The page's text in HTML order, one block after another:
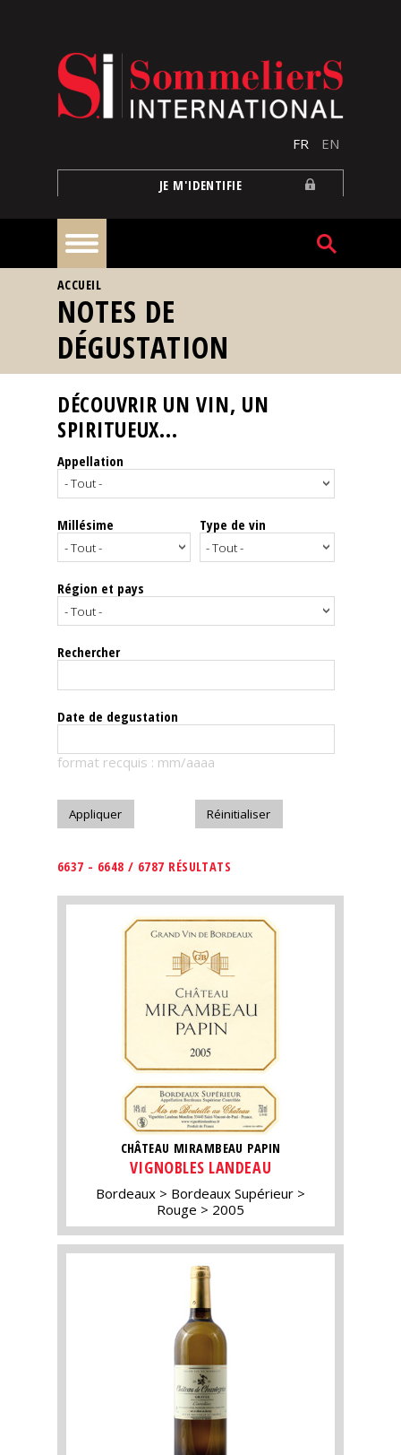
FR EN
JE M'IDENTIFIE
À
la
une
Reportages
Nos
Spiritueux
Notes
dégustation
Le
magazine
Télécharger
VOUS ÊTES ICI
ACCUEIL
NOTES DE
DÉGUSTATION
DÉCOUVRIR UN VIN, UN
SPIRITUEUX...
Appellation
Millésime Type de vin
Région et pays
Rechercher
Date de degustation
format recquis : mm/aaaa
6637 - 6648 / 6787 RÉSULTATS
CHÂTEAU MIRAMBEAU PAPIN
VIGNOBLES LANDEAU
Bordeaux
Bordeaux Supérieur
Rouge
2005